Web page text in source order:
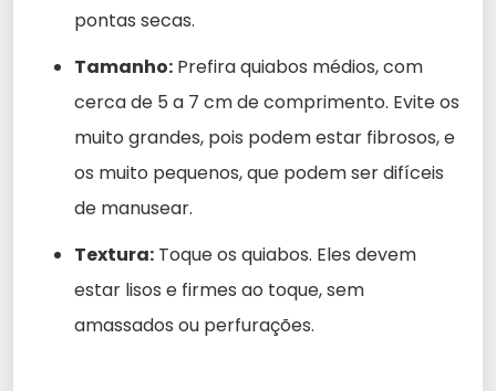
pontas secas.
Tamanho: Prefira quiabos médios, com
cerca de 5 a 7 cm de comprimento. Evite os
muito grandes, pois podem estar fibrosos, e
os muito pequenos, que podem ser difíceis
de manusear.
Textura: Toque os quiabos. Eles devem
estar lisos e firmes ao toque, sem
amassados ou perfurações.